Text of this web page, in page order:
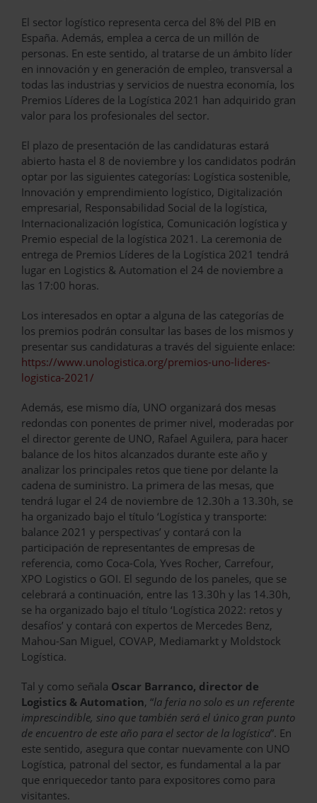
El sector logístico representa cerca del 8% del PIB en
España. Además, emplea a cerca de un millón de
personas. En este sentido, al tratarse de un ámbito líder
en innovación y en generación de empleo, transversal a
todas las industrias y servicios de nuestra economía, los
Premios Líderes de la Logística 2021 han adquirido gran
valor para los profesionales del sector.
El plazo de presentación de las candidaturas estará
abierto hasta el 8 de noviembre y los candidatos podrán
optar por las siguientes categorías: Logística sostenible,
Innovación y emprendimiento logístico, Digitalización
empresarial, Responsabilidad Social de la logística,
Internacionalización logística, Comunicación logística y
Premio especial de la logística 2021. La ceremonia de
entrega de Premios Líderes de la Logística 2021 tendrá
lugar en Logistics & Automation el 24 de noviembre a
las 17:00 horas.
Los interesados en optar a alguna de las categorías de
los premios podrán consultar las bases de los mismos y
presentar sus candidaturas a través del siguiente enlace:
https://www.unologistica.org/premios-uno-lideres-
logistica-2021/
Además, ese mismo día, UNO organizará dos mesas
redondas con ponentes de primer nivel, moderadas por
el director gerente de UNO, Rafael Aguilera, para hacer
balance de los hitos alcanzados durante este año y
analizar los principales retos que tiene por delante la
cadena de suministro. La primera de las mesas, que
tendrá lugar el 24 de noviembre de 12.30h a 13.30h, se
ha organizado bajo el título ‘Logística y transporte:
balance 2021 y perspectivas’ y contará con la
participación de representantes de empresas de
referencia, como Coca-Cola, Yves Rocher, Carrefour,
XPO Logistics o GOI. El segundo de los paneles, que se
celebrará a continuación, entre las 13.30h y las 14.30h,
se ha organizado bajo el título ‘Logística 2022: retos y
desafíos’ y contará con expertos de Mercedes Benz,
Mahou-San Miguel, COVAP, Mediamarkt y Moldstock
Logística.
Tal y como señala Oscar Barranco, director de
Logistics & Automation, “la feria no solo es un referente
imprescindible, sino que también será el único gran punto
de encuentro de este año para el sector de la logística”. En
este sentido, asegura que contar nuevamente con UNO
Logística, patronal del sector, es fundamental a la par
que enriquecedor tanto para expositores como para
visitantes.